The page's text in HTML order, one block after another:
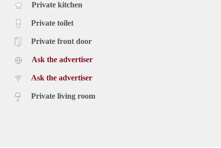
Private kitchen
Private toilet
Private front door
Ask the advertiser
Ask the advertiser
Private living room